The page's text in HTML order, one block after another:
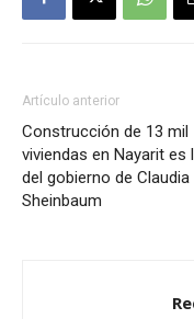
Artículo anterior
Construcción de 13 mil
viviendas en Nayarit es
del gobierno de Claudia
Sheinbaum